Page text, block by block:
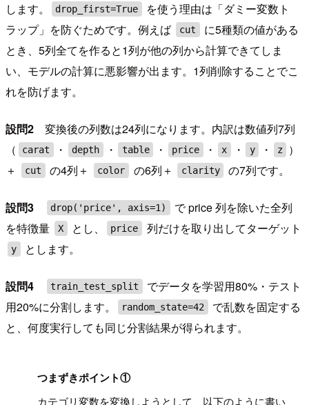
します。
drop_first=True
を使う理由は「ダミー変数ト
ラップ」を防ぐためです。例えば
cut
に5種類の値がある
とき、5列全てを作ると1列が他の列から計算できてしま
い、モデルの計算に悪影響が出ます。1列削除することでこ
れを防げます。
設問2 変換後の列数は24列になります。内訳は数値列7列
（
carat ・ depth ・ table ・ price ・ x ・ y ・ z
）
＋
cut の4列＋ color の6列＋ clarity の7列です。
設問3 drop('price', axis=1)
で price 列を除いた全列
を特徴量
X とし、 price 列だけを取り出してターゲット
y とします。
設問4 train_test_split
でデータを学習用80%・テスト
用20%に分割します。
random_state=42
で乱数を固定する
と、何度実行しても同じ分割結果が得られます。
つまずきポイント①
カテゴリ変数を変換しようとして、以下のように書い